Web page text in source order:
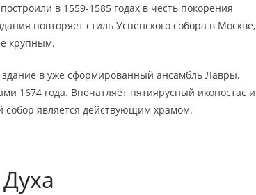
в 1559-1585 годах в честь покорения
повторяет стиль Успенского собора в Москве,
крупным.
в уже сформированный ансамбль Лавры.
1674 года. Впечатляет пятиярусный иконостас и
является действующим храмом.